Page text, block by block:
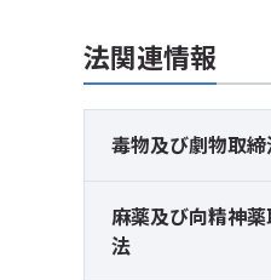
法関連情報
毒物及び劇物取
麻薬及び向精神
法